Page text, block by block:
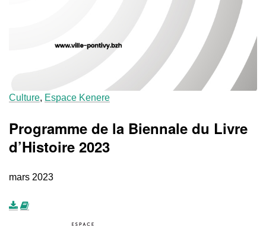
Culture, Espace Kenere
Programme de la Biennale du Livre
d’Histoire 2023
mars 2023